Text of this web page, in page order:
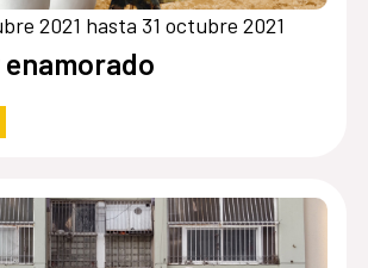
2021 hasta 31 octubre 2021